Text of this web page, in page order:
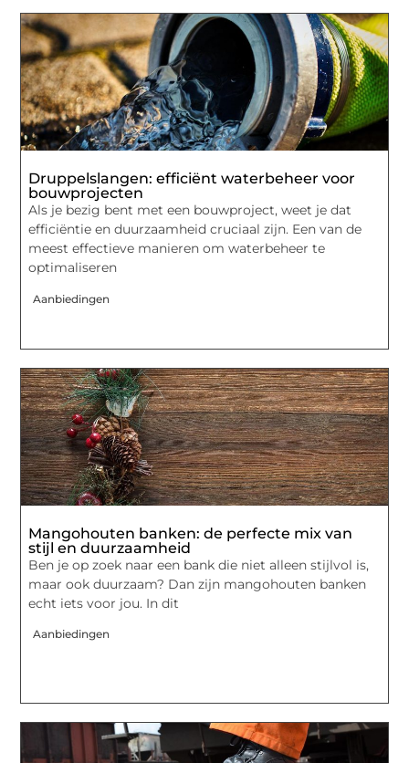
Druppelslangen: efficiënt waterbeheer voor
bouwprojecten
Als je bezig bent met een bouwproject, weet je dat
efficiëntie en duurzaamheid cruciaal zijn. Een van de
meest effectieve manieren om waterbeheer te
optimaliseren
Aanbiedingen
Mangohouten banken: de perfecte mix van
stijl en duurzaamheid
Ben je op zoek naar een bank die niet alleen stijlvol is,
maar ook duurzaam? Dan zijn mangohouten banken
echt iets voor jou. In dit
Aanbiedingen